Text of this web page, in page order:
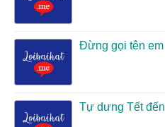
Đừng gọi tên em
Tự dưng Tết đến